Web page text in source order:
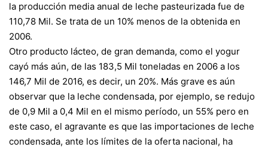
la producción media anual de leche pasteurizada fue de
110,78 Mil. Se trata de un 10% menos de la obtenida en
2006.
Otro producto lácteo, de gran demanda, como el yogur
cayó más aún, de las 183,5 Mil toneladas en 2006 a los
146,7 Mil de 2016, es decir, un 20%. Más grave es aún
observar que la leche condensada, por ejemplo, se redujo
de 0,9 Mil a 0,4 Mil en el mismo período, un 55% pero en
este caso, el agravante es que las importaciones de leche
condensada, ante los límites de la oferta nacional, ha